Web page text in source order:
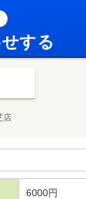
する
店
6000円